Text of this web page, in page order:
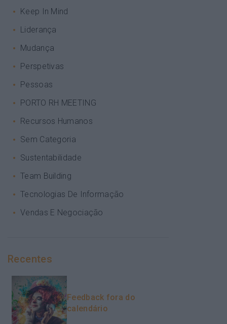
Keep In Mind
Liderança
Mudança
Perspetivas
Pessoas
PORTO RH MEETING
Recursos Humanos
Sem Categoria
Sustentabilidade
Team Building
Tecnologias De Informação
Vendas E Negociação
Recentes
Feedback fora do
calendário